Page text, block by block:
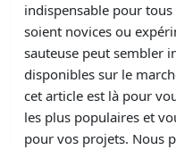
indispensable pour tous
soient novices ou
sauteuse peut sembler
disponibles sur le
cet article est là pour
les plus populaires et
pour vos projets. Nous